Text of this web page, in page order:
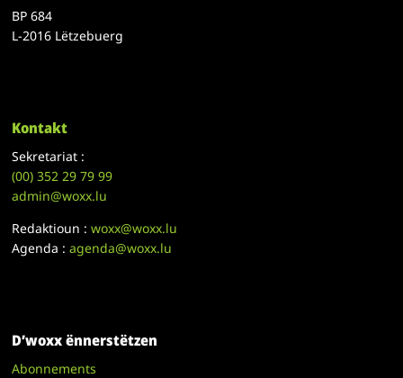
BP 684
L-2016 Lëtzebuerg
Kontakt
Sekretariat :
(00)352 29 79 99
admin@woxx.lu
Redaktioun :woxx@woxx.lu
Agenda :agenda@woxx.lu
D’woxx ënnerstëtzen
Abonnements